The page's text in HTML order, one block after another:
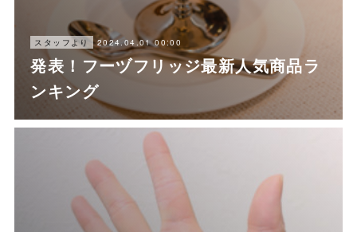
スタッフより 2024.04.01 00:00
発表！フーヅフリッジ最新人気商品ラ
ンキング